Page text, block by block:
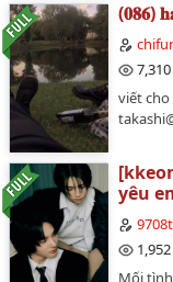
(𝟎𝟖𝟔)
7,310
viết cho
yêu
1,952
Mối